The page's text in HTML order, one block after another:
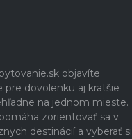
objavíte
pre dovolenku aj kratšie
na jednom mieste.
zorientovať sa v
destinácií a vyberať si